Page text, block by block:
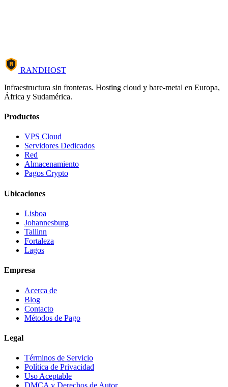
R
RANDHOST
Infraestructura sin fronteras. Hosting cloud y bare-metal en Europa,
África y Sudamérica.
Productos
VPS Cloud
Servidores Dedicados
Red
Almacenamiento
Pagos Crypto
Ubicaciones
Lisboa
Johannesburg
Tallinn
Fortaleza
Lagos
Empresa
Acerca de
Blog
Contacto
Métodos de Pago
Legal
Términos de Servicio
Política de Privacidad
Uso Aceptable
DMCA y Derechos de Autor